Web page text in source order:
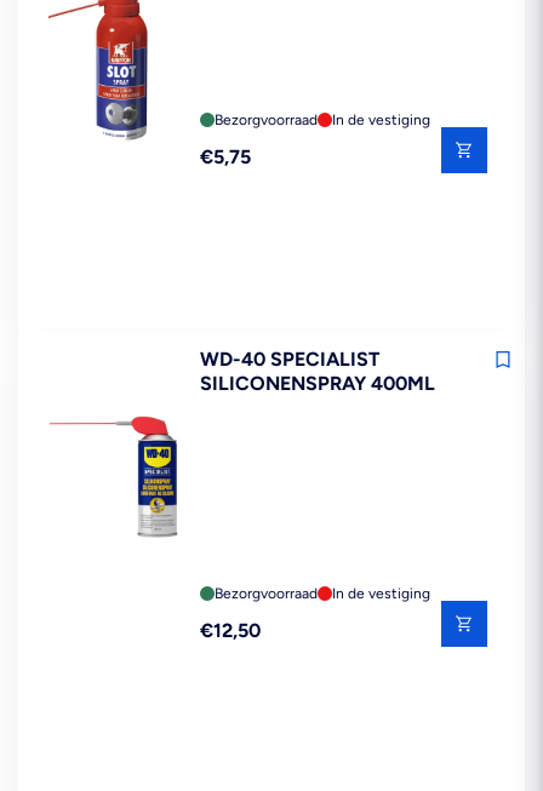
Bezorgvoorraad In de vestiging
Reguliere
€5,75
WD-40 SPECIALIST
SILICONENSPRAY 400ML
Bezorgvoorraad In de vestiging
Reguliere
€12,50